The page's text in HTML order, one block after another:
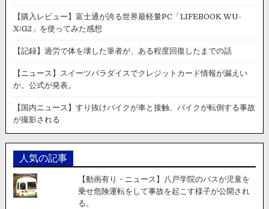
リ
カ
夜
の
高
速
路
に
機
急
着
陸。
【購入レビュー】富士通が誇る世界最軽量PC「LIFEBOOK WU-
X/G2」を使ってみた感想
【記録】過労で体を壊した筆者が、ある程度回復したまでの話
【ニュース】スイーツパラダイスでクレジットカード情報が漏えい
か。公式が発表。
【国内ニュース】すり抜けバイクが車と接触、バイクが転倒する事故
が撮影される
人気の記事
【動画有り・ニュース】八戸学院のバスが児童を
乗せ危険運転をして事故を起こす様子が公開され
る。